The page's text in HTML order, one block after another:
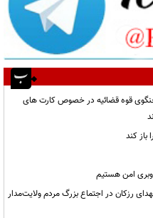
قوه قضائیه در خصوص کارت های
باز کند
امن هستیم
رزکان در اجتماع بزرگ مردم ولایت‌مدار